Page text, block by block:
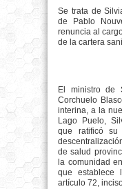
Se trata de
de Pablo
renuncia al
de la cartera
El ministro de
Corchuelo
interina, a la
Lago Puelo,
que ratificó su
de salud
la comunidad
que establece
artículo 72,